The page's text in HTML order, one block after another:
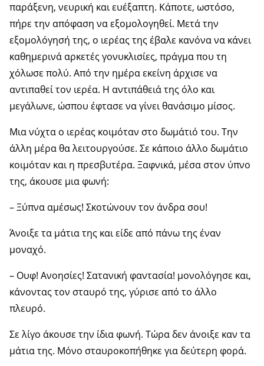
παράξενη, νευρική και ευέξαπτη. Κάποτε, ωστόσο,
πήρε την απόφαση να εξομολογηθεί. Μετά την
εξομολόγησή της, ο ιερέας της έβαλε κανόνα να κάνει
καθημερινά αρκετές γονυκλισίες, πράγμα που τη
χόλωσε πολύ. Από την ημέρα εκείνη άρχισε να
αντιπαθεί τον ιερέα. Η αντιπάθειά της όλο και
μεγάλωνε, ώσπου έφτασε να γίνει θανάσιμο μίσος.
Μια νύχτα ο ιερέας κοιμόταν στο δωμάτιό του. Την
άλλη μέρα θα λειτουργούσε. Σε κάποιο άλλο δωμάτιο
κοιμόταν και η πρεσβυτέρα. Ξαφνικά, μέσα στον ύπνο
της, άκουσε μια φωνή:
– Ξύπνα αμέσως! Σκοτώνουν τον άνδρα σου!
Άνοιξε τα μάτια της και είδε από πάνω της έναν
μοναχό.
– Ουφ! Ανοησίες! Σατανική φαντασία! μονολόγησε και,
κάνοντας τον σταυρό της, γύρισε από το άλλο
πλευρό.
Σε λίγο άκουσε την ίδια φωνή. Τώρα δεν άνοιξε καν τα
μάτια της. Μόνο σταυροκοπήθηκε για δεύτερη φορά.